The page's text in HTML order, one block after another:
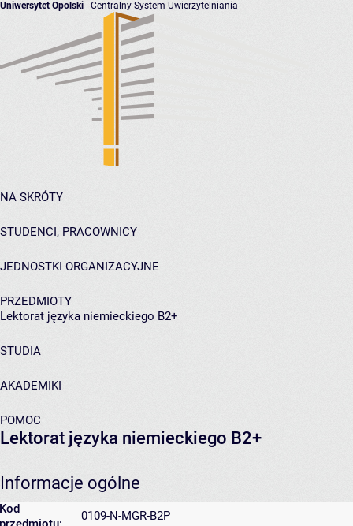
Uniwersytet Opolski - Centralny System Uwierzytelniania
NA SKRÓTY
STUDENCI, PRACOWNICY
JEDNOSTKI ORGANIZACYJNE
PRZEDMIOTY
Lektorat języka niemieckiego B2+
STUDIA
AKADEMIKI
POMOC
Lektorat języka niemieckiego B2+
Informacje ogólne
Kod
0109-N-MGR-B2P